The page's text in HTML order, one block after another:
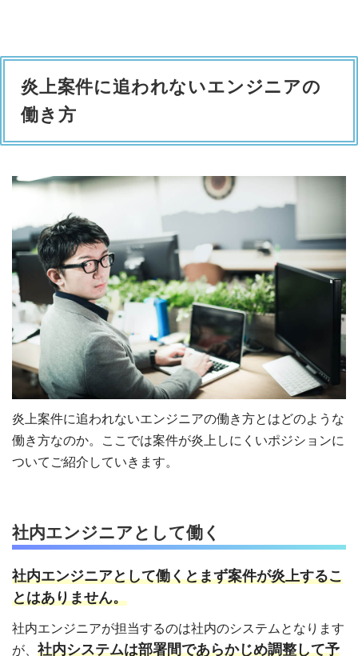
炎上案件に追われないエンジニアの
働き方
炎上案件に追われないエンジニアの働き方とはどのような
働き方なのか。ここでは案件が炎上しにくいポジションに
ついてご紹介していきます。
社内エンジニアとして働く
社内エンジニアとして働くとまず案件が炎上するこ
とはありません。
社内エンジニアが担当するのは社内のシステムとなります
が、 社内システムは部署間であらかじめ調整して予